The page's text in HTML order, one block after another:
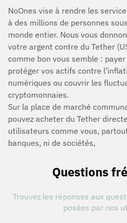
NoOnes vise à rendre les
à des millions de personnes
monde entier. Nous vous
votre argent contre du Tether
comme bon vous semble :
protéger vos actifs contre
numériques ou couvrir les
cryptomonnaies.
Sur la place de marché
pouvez acheter du Tether
utilisateurs comme vous,
banques, ni de sociétés,
Questions
Trouvez les réponses aux
posées par nos